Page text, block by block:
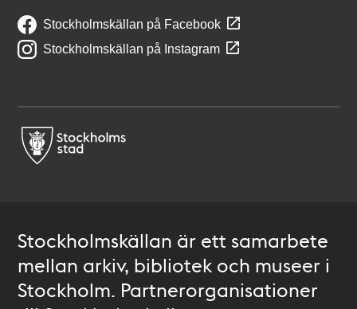
Stockholmskällan på Facebook
Stockholmskällan på Instagram
Stockholmskällan är ett samarbete
mellan arkiv, bibliotek och museer i
Stockholm. Partnerorganisationer